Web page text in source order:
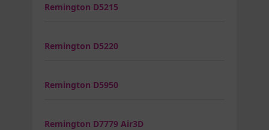
Remington D5215
Remington D5220
Remington D5950
Remington D7779 Air3D